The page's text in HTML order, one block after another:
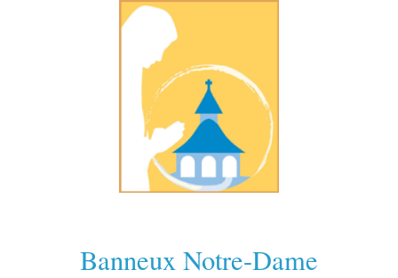
Banneux Notre-Dame